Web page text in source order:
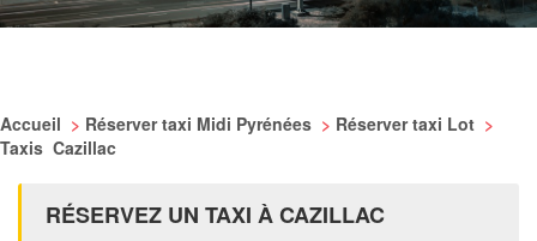
Accueil > Réserver taxi Midi Pyrénées > Réserver taxi Lot >
Taxis Cazillac
RÉSERVEZ UN TAXI À CAZILLAC